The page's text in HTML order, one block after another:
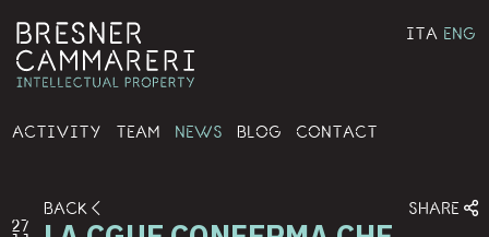
ITA ENG
ACTIVITY TEAM NEWS BLOG CONTACT
27
BACK SHARE